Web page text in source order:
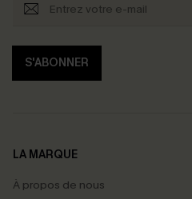
S'ABONNER
LA MARQUE
À propos de nous